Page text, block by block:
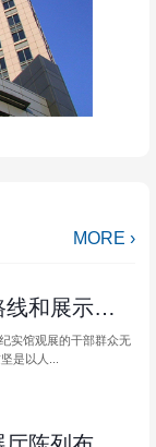
MORE ›
临沧脱贫攻坚纪实馆观展路线和展示内容
实馆观展的干部群众无
是以人...